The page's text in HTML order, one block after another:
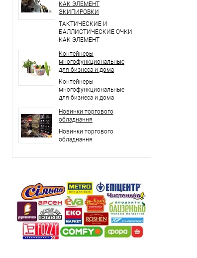
КАК ЭЛЕМЕНТ
ЭКИПИРОВКИ
ТАКТИЧЕСКИЕ И
БАЛЛИСТИЧЕСКИЕ ОЧКИ
КАК ЭЛЕМЕНТ
Контейнеры
многофункциональные
для бизнеса и дома
Контейнеры
многофункциональные
для бизнеса и дома
Новинки торгового
обладнання
Новинки торгового
обладнання